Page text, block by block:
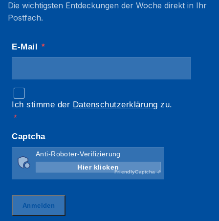
Die wichtigsten Entdeckungen der Woche direkt in Ihr
Postfach.